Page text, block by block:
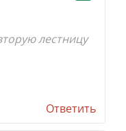
лестницу
Ответить